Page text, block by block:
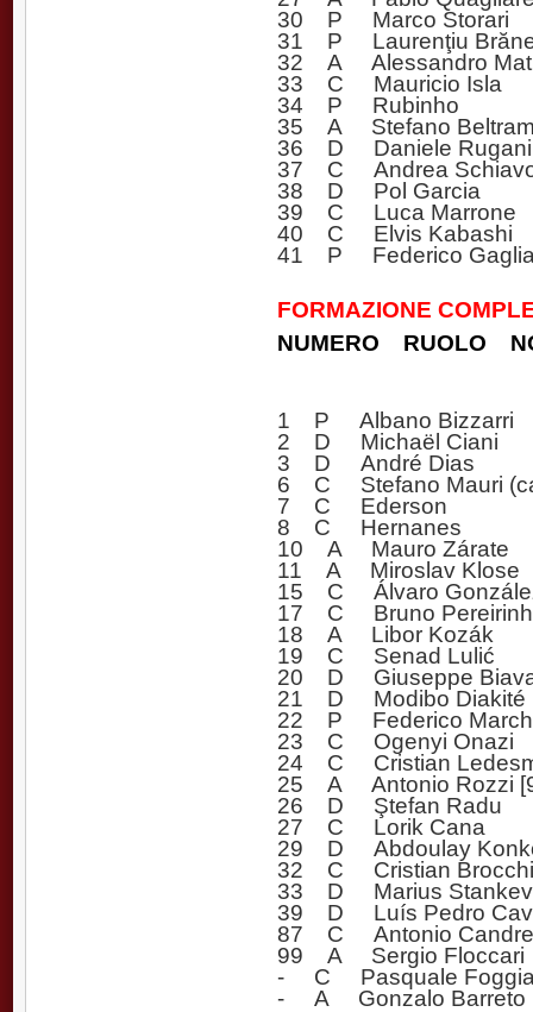
30 P Marco Storari
31 P Laurenţiu
32 A Alessandro
33 C Mauricio Isla
34 P Rubinho
35 A Stefano
36 D Daniele Rugani
37 C Andrea
38 D Pol Garcia
39 C Luca Marrone
40 C Elvis Kabashi
41 P Federico
FORMAZIONE
NUMERO RUOLO
1 P Albano Bizzarri
2 D Michaël Ciani
3 D André Dias
6 C Stefano Mauri
7 C Ederson
8 C Hernanes
10 A Mauro Zárate
11 A Miroslav Klose
15 C Álvaro
17 C Bruno
18 A Libor Kozák
19 C Senad Lulić
20 D Giuseppe
21 D Modibo Diakité
22 P Federico
23 C Ogenyi Onazi
24 C Cristian
25 A Antonio Rozzi
26 D Ştefan Radu
27 C Lorik Cana
29 D Abdoulay
32 C Cristian Brocchi
33 D Marius
39 D Luís Pedro
87 C Antonio
99 A Sergio Floccari
- C Pasquale
- A Gonzalo Barreto